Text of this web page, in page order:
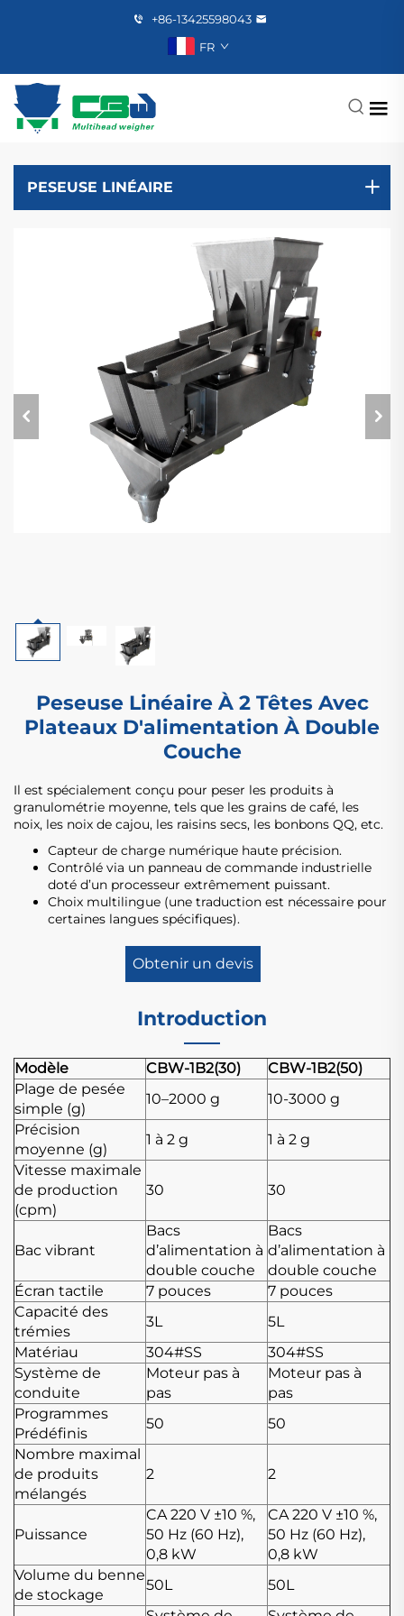
+86-13425598043
FR
PESEUSE LINÉAIRE
Peseuse Linéaire À 2 Têtes Avec
Plateaux D'alimentation À Double
Couche
Il est spécialement conçu pour peser les produits à
granulométrie moyenne, tels que les grains de café, les
noix, les noix de cajou, les raisins secs, les bonbons QQ, etc.
Capteur de charge numérique haute précision.
Contrôlé via un panneau de commande industrielle
doté d’un processeur extrêmement puissant.
Choix multilingue (une traduction est nécessaire pour
certaines langues spécifiques).
Obtenir un devis
Introduction
Modèle CBW-1B2(30)
CBW-1B2(50)
Plage de pesée
simple (g)
10–2000 g
10-3000 g
Précision
moyenne (g)
1 à 2 g
1 à 2 g
Vitesse maximale
de production
(cpm)
30 30
Bac vibrant
Bacs
d’alimentation à
double couche
Bacs
d’alimentation à
double couche
Écran tactile
7 pouces
7 pouces
Capacité des
trémies
3L
5L
Matériau
304#SS
304#SS
Système de
conduite
Moteur pas à
pas
Moteur pas à
pas
Programmes
Prédéfinis
50
50
Nombre maximal
de produits
mélangés
2 2
Puissance
CA 220 V ±10 %,
50 Hz (60 Hz),
0,8 kW
CA 220 V ±10 %,
50 Hz (60 Hz),
0,8 kW
Volume du benne
de stockage
50L
50L